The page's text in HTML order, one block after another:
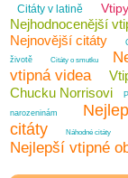
Citáty v latině Vtipy
Nejhodnocenější
Nejnovější citáty
životě
Citáty o smutku
vtipná videa
Chucku Norrisovi
narozeninám
citáty
Náhodné citáty
Nejlepší vtipné